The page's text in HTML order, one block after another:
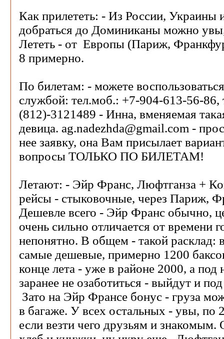
Как прилететь: - Из России, Украины
добраться до Доминиканы можно
Лететь - от Европы (Париж,
8 примерно.
По билетам: - можете
службой: тел.моб.: +7-904-613-56-86,
(812)-3121489 - Инна, вменяемая
девица. ag.nadezhda@gmail.com -
нее заявку, она Вам присылает
вопросы ТОЛЬКО ПО БИЛЕТАМ!
Летают: - Эйр Франс, Люфтганза +
рейсы - стыковочные, через Париж,
Дешевле всего - Эйр Франс обычно,
очень сильно отличается от времени
непонятно. В общем - такой расклад:
самые дешевые, примерно 1200
конце лета - уже в районе 2000, а под
заранее не озаботиться - выйдут и
Зато на Эйр Франсе бонус - груза
в багаже. У всех остальных - увы, по
если везти чего друзьям и